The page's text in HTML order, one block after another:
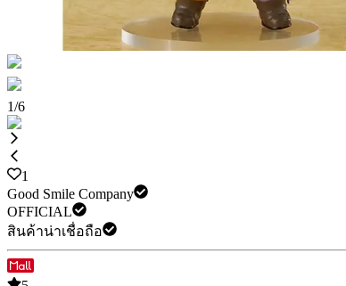
1/6
1
Good Smile Company
OFFICIAL
สินค้าน่าเชื่อถือ